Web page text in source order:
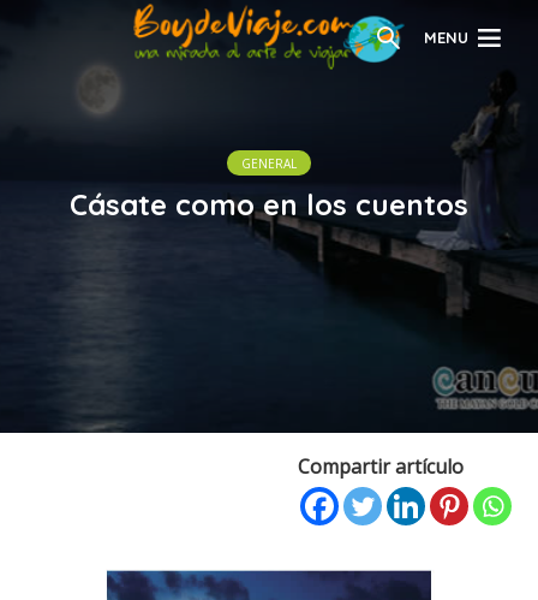
MENU
GENERAL
Cásate como en los cuentos
Compartir artículo